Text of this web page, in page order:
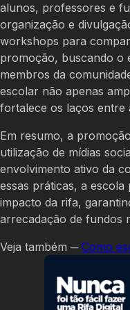
alunos, professores e
organização e
workshops para
promoção, buscando o
membros da
escolar não apenas
fortalece os laços entre
Em resumo, a
utilização de mídias
envolvimento ativo da
essas práticas, a
impacto da rifa,
arrecadação de fundos
Veja também ─ Como